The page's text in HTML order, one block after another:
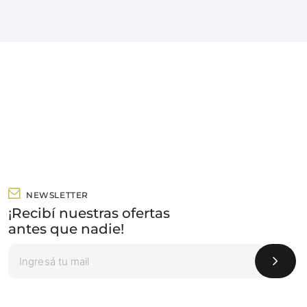
NEWSLETTER
¡Recibí nuestras ofertas
antes que nadie!